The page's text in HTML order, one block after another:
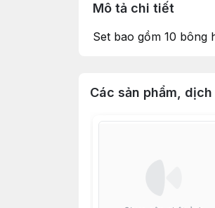
Mô tả chi tiết
Set bao gồm 10 bông
Các sản phẩm,